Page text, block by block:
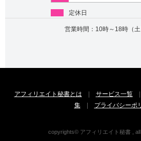
定休日
営業時間：10時～18時（土
アフィリエイト秘書とは | サービス一覧
集| プライバシーポ
copyrights© アフィリエイト秘書 ,